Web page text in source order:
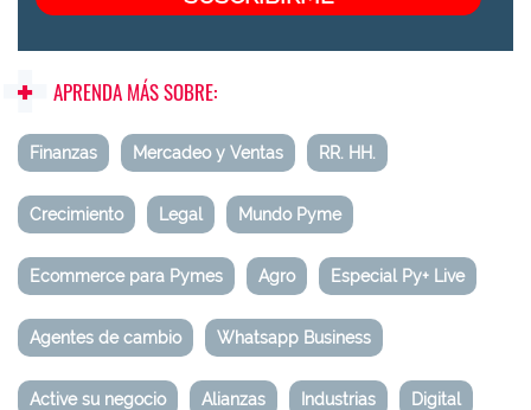
APRENDA MÁS SOBRE:
Finanzas Mercadeo y Ventas RR. HH.
Crecimiento Legal Mundo Pyme
Ecommerce para Pymes Agro Especial Py+ Live
Agentes de cambio Whatsapp Business
Active su negocio Alianzas Industrias Digital